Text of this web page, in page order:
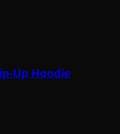
Up Hoodie